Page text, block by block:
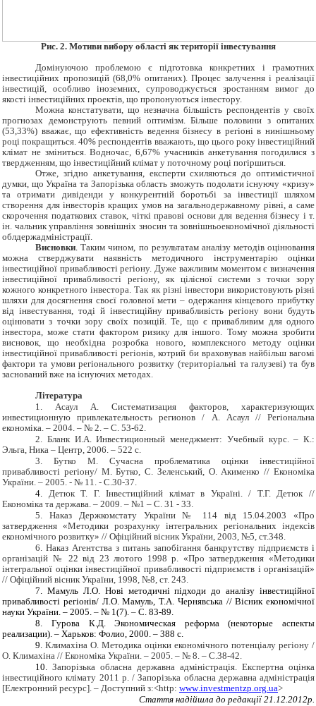
Рис. 2. Мотиви вибору області як території інвестування
Домінуючою проблемою є підготовка конкретних і грамотних
інвестиційних пропозицій (68,0% опитаних). Процес залучення і реалізації
інвестицій, особливо іноземних, супроводжується зростанням вимог до
якості інвестиційних проектів, що пропонуються інвестору.
Можна констатувати, що незначна більшість респондентів у своїх
прогнозах демонструють певний оптимізм. Більше половини з опитаних
(53,33%) вважає, що ефективність ведення бізнесу в регіоні в нинішньому
році покращиться. 40% респондентів вважають, що цього року інвестиційний
клімат не зміниться. Водночас, 6,67% учасників анкетування погодилися з
твердженням, що інвестиційний клімат у поточному році погіршиться.
Отже, згідно анкетування, експерти схиляються до оптимістичної
думки, що Україна та Запорізька область зможуть подолати існуючу «кризу»
та отримати дивіденди у конкурентній боротьбі за інвестиції шляхом
створення для інвесторів кращих умов на загальнодержавному рівні, а саме
скорочення податкових ставок, чіткі правові основи для ведення бізнесу і т.
ін. чальник управління зовнішніх зносин та зовнішньоекономічної діяльності
облдержадміністрації.
Висновки.Таким чином, по результатам аналізу методів оцінювання
можна стверджувати наявність методичного інструментарію оцінки
інвестиційної привабливості регіону. Дуже важливим моментом є визначення
інвестиційної привабливості регіону, як цілісної системи з точки зору
кожного конкретного інвестора. Так як різні інвестори використовують різні
шляхи для досягнення своєї головної мети – одержання кінцевого прибутку
від інвестування, тоді й інвестиційну привабливість регіону вони будуть
оцінювати з точки зору своїх позицій. Те, що є привабливим для одного
інвестора, може стати фактором ризику для іншого. Тому можна зробити
висновок, що необхідна розробка нового, комплексного методу оцінки
інвестиційної привабливості регіонів, котрий би враховував найбільш вагомі
фактори та умови регіонального розвитку (територіальні та галузеві) та був
заснований вже на існуючих методах.
Література
1.
Асаул А. Систематизация факторов, характеризующих
инвестиционную привлекательность регионов / А. Асаул // Регіональна
економіка. – 2004. – № 2. – C. 53-62.
2. Бланк И.А. Инвестиционный менеджмент: Учебный курс. – К.:
Эльга, Ника – Центр, 2006. – 522 с.
3.
Бутко М. Сучасна проблематика оцінки інвестиційної
привабливості регіону/ М. Бутко, С. Зеленський, О. Акименко // Економіка
України. – 2005. - № 11. - С.30-37.
4. Детюк Т. Г. Інвестиційний клімат в Україні. / Т.Г. Детюк //
Економіка та держава. – 2009. – №1 – С. 31 - 33.
5.
Наказ Держкомстату України № 114 від 15.04.2003 «Про
затвердження «Методики розрахунку інтегральних регіональних індексів
економічного розвитку» // Офіційний вісник України, 2003, №5, ст.348.
6. Наказ Агентства з питань запобігання банкрутству підприємств і
організацій № 22 від 23 лютого 1998 р. «Про затвердження «Методики
інтегральної оцінки інвестиційної привабливості підприємств і організацій»
// Офіційний вісник України, 1998, №8, ст. 243.
7. Мамуль Л.О. Нові методичні підходи до аналізу інвестиційної
привабливості регіонів/ Л.О. Мамуль, Т.А. Чернявська // Вісник економічної
науки України. – 2005. – № 1(7). – С. 83-89.
8.
Гурова К.Д. Экономическая реформа (некоторые аспекты
реализации). – Харьков: Фолио, 2000. – 388 с.
9. Климахіна О. Методика оцінки економічного потенціалу регіону /
О. Климахіна // Економіка України. – 2005. – № 8. – С.38-42.
10. Запорізька обласна державна адміністрація. Експертна оцінка
інвестиційного клімату 2011 р. / Запорізька обласна державна адміністрація
[Електронний ресурс]. – Доступний з:<http: www.investmentzp.org.ua>
Стаття надійшла до редакції 21.12.2012р.